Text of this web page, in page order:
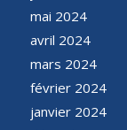
mai 2024
avril 2024
mars 2024
février 2024
janvier 2024